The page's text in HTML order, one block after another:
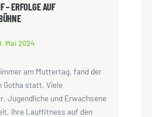
– ERFOLGE AUF
Mai 2024
am Muttertag, fand der
Gotha statt. Viele
Jugendliche und Erwachsene
ihre Lauffitness auf den